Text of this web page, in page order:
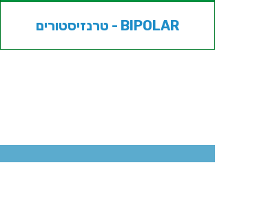
טרנזיסטורים - BIPOLAR